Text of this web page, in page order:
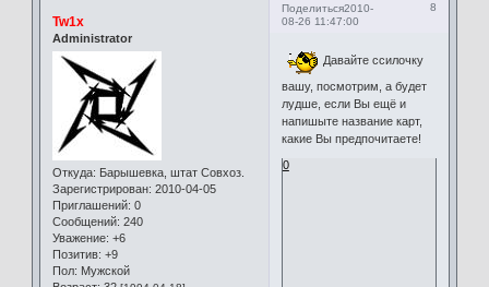
Поделиться 8
2010-
08-26 11:47:00
Tw1x
Administrator
Откуда: Барышевка, штат Совхоз.
Зарегистрирован: 2010-04-05
Приглашений: 0
Сообщений: 240
Уважение: +6
Позитив: +9
Пол: Мужской
Давайте ссилочку
вашу, посмотрим, а будет
лудше, если Вы ещё и
напишыте название карт,
какие Вы предпочитаете!
0